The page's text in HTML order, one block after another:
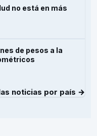
no está en más
de pesos a la
noticias por país →